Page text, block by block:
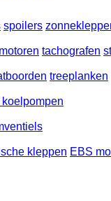
spoilers
tachografen
treeplanken
koelpompen
kleppen EBS